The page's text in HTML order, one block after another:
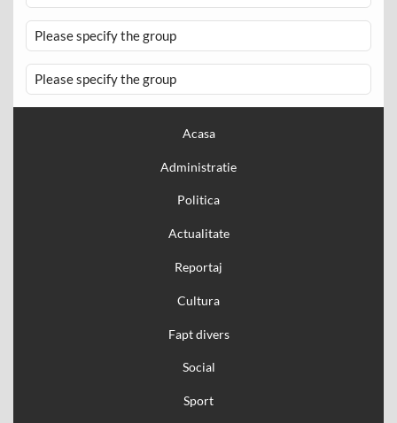
Please specify the group
Please specify the group
Acasa
Administratie
Politica
Actualitate
Reportaj
Cultura
Fapt divers
Social
Sport